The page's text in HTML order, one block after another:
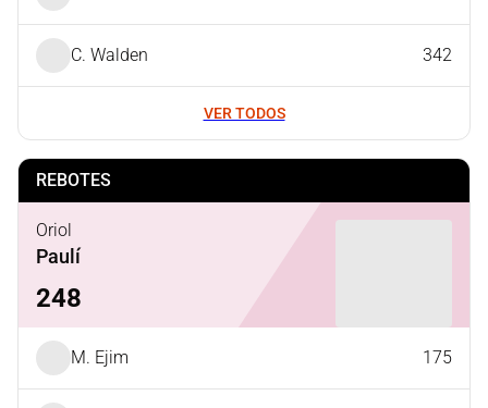
C. Walden 342
VER TODOS
REBOTES
Oriol
Paulí
248
M. Ejim 175